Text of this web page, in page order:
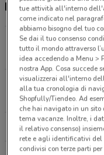
Negozi Wycon a
Piazza Cairoli,
15.1 km
Viale Luigi
25.5 km
tue attività all'interno
come indicato nel
abbiamo bisogno del tuo
Se dai il tuo consenso
tutto il mondo attraverso
idea accedendo a Menu >
nostra App. Cosa succede
visualizzerai all'interno
alla tua cronologia di
Shopfully/Tiendeo. Ad
che hai navigato in un
tema vacanze. Inoltre, i
il relativo consenso)
rete e agli identificativi del
condivisi con terze parti